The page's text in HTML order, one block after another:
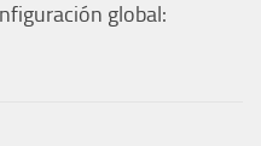
global: